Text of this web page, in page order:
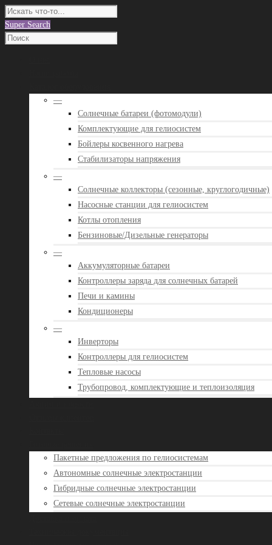
Super Search
—
Солнечные батареи (фотомодули)
Комплектующие для гелиосистем
Бойлеры косвенного нагрева
Стабилизаторы напряжения
—
Солнечные коллекторы (сезонные, круглогодичные)
Насосные станции для гелиосистем
Котлы отопления
Бензиновые/Дизельные генераторы
—
Аккумуляторные батареи
Контроллеры заряда для солнечных батарей
Печи и камины
Кондиционеры
—
Инверторы
Контроллеры для гелиосистем
Тепловые насосы
Трубопровод, комплектующие и теплоизоляция
Пакетные предложения по гелиосистемам
Автономные солнечные электростанции
Гибридные солнечные электростанции
Сетевые солнечные электростанции